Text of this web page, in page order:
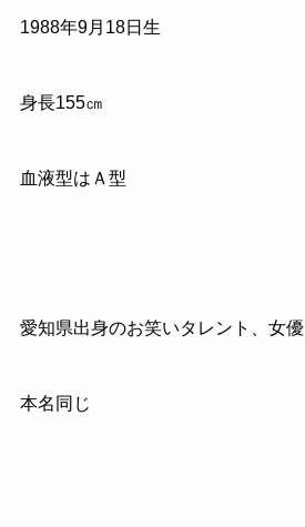
1988年9月 18日生
身長155㎝
血液型はＡ型
愛知県出身のお笑いタレント、女優
本名同じ